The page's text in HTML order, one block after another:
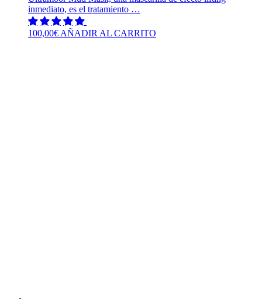
inmediato, es el tratamiento …
100,00€ AÑADIR AL CARRITO